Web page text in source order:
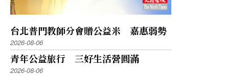
台北普門教師分會贈公益米 嘉惠弱勢
2026-08-06
青年公益旅行 三好生活營圓滿
2026-08-06